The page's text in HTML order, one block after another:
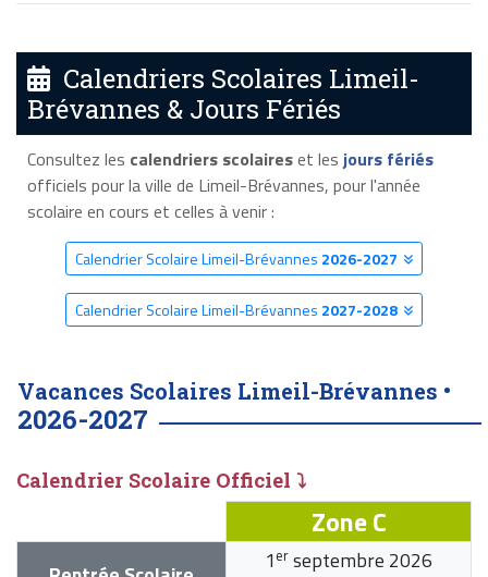
Calendriers Scolaires Limeil-
Brévannes & Jours Fériés
Consultez les calendriers scolaireset les jours fériés
officiels pour la ville de Limeil-Brévannes, pour l'année
scolaire en cours et celles à venir :
Calendrier Scolaire Limeil-Brévannes 2026-2027
Calendrier Scolaire Limeil-Brévannes 2027-2028
Vacances Scolaires Limeil-Brévannes •
2026-2027
Calendrier Scolaire Officiel ⤵
Zone C
1 er septembre 2026